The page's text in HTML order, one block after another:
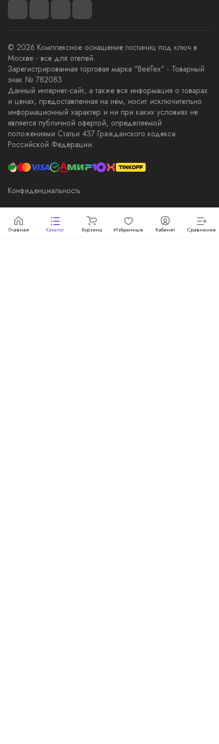
© 2026 Комплексное оснащение гостиниц под ключ в
Москве - все для отелей.
Зарегистрированная торговая марка "BeeTex" - Товарный
знак № 782083
Данный интернет-сайт, а также вся информация о товарах
и ценах, предоставленная на нём, носит исключительно
информационный характер и ни при каких условиях не
является публичной офертой, определяемой
положениями Статьи 437 Гражданского кодекса
Российской Федерации.
Конфиденциальность
Главная Каталог Корзина Избранные Кабинет Сравнение